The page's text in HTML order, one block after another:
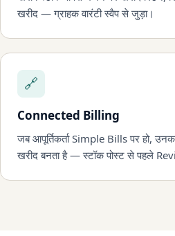
खरीद — ग्राहक वारंटी स्वैप से जुड़ा।
🔗
Connected Billing
जब आपूर्तिकर्ता Simple Bills पर हो,
खरीद बनता है — स्टॉक पोस्ट से पहले